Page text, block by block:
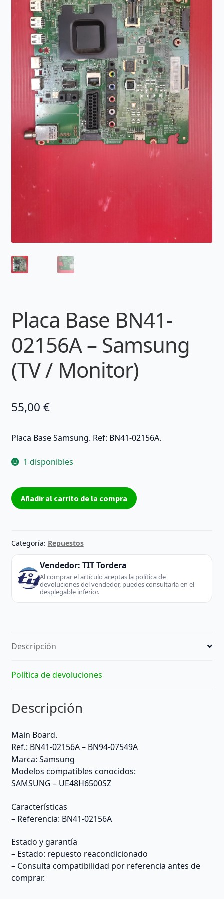
Placa Base BN41-
02156A – Samsung
(TV / Monitor)
55,00 €
Placa Base Samsung. Ref: BN41-02156A.
1 disponibles
Placa
Base
-
Samsung
Monitor)
cantidad
Añadir al carrito de la compra
Categoría: Repuestos
Vendedor: TIT Tordera
Al comprar el artículo aceptas la política de
devoluciones del vendedor, puedes consultarla en el
desplegable inferior.
Descripción
Política de devoluciones
Descripción
Main Board.
Ref.: BN41-02156A – BN94-07549A
Marca: Samsung
Modelos compatibles conocidos:
SAMSUNG – UE48H6500SZ
Características
– Referencia: BN41-02156A
Estado y garantía
– Estado: repuesto reacondicionado
– Consulta compatibilidad por referencia antes de
comprar.